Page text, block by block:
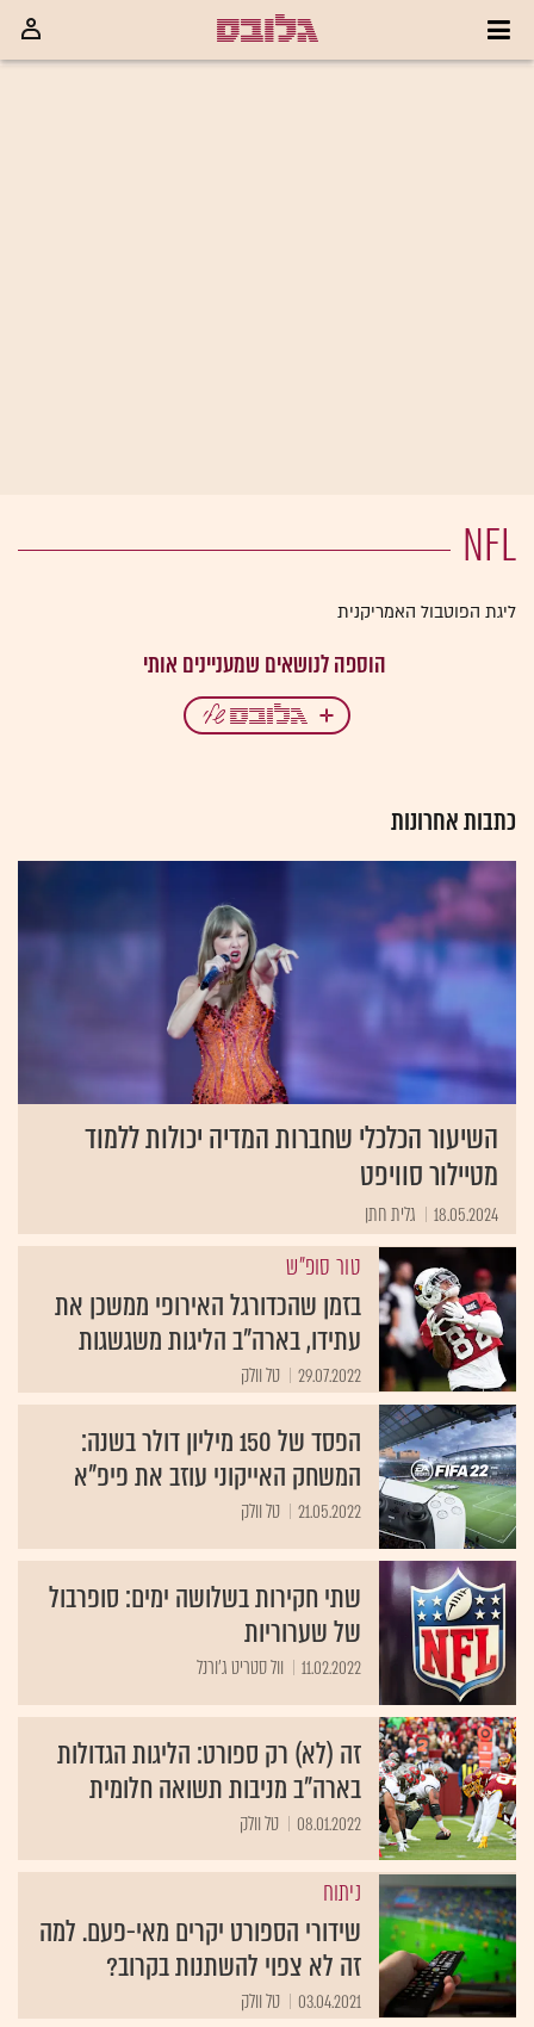
NFL
ליגת הפוטבול האמריקנית
כתבות אחרונות
השיעור הכלכלי שחברות המדיה יכולות ללמוד
מטיילור סוויפט
18.05.2024 גלית חתן
טור סופ"ש
בזמן שהכדורגל האירופי ממשכן את
עתידו, בארה"ב הליגות משגשגות
29.07.2022 טל וולק
הפסד של 150 מיליון דולר בשנה:
המשחק האייקוני עוזב את פיפ"א
21.05.2022 טל וולק
שתי חקירות בשלושה ימים: סופרבול
של שערוריות
11.02.2022 וול סטריט ג'ורנל
זה (לא) רק ספורט: הליגות הגדולות
בארה”ב מניבות תשואה חלומית
08.01.2022 טל וולק
ניתוח
שידורי הספורט יקרים מאי-פעם. למה
זה לא צפוי להשתנות בקרוב?
03.04.2021 טל וולק